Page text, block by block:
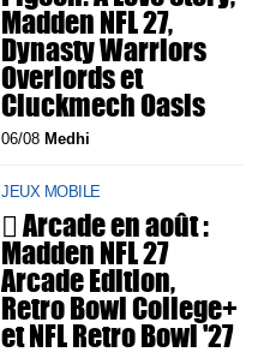
Madden NFL 27,
Dynasty Warriors
Overlords et
Cluckmech Oasis
06/08Medhi
JEUX MOBILE
 Arcade en août :
Madden NFL 27
Arcade Edition,
Retro Bowl College+
et NFL Retro Bowl '27